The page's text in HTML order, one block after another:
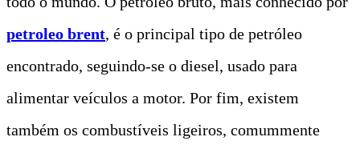
petroleo brent, é o principal tipo de petróleo
encontrado, seguindo-se o diesel, usado para
alimentar veículos a motor. Por fim, existem
também os combustíveis ligeiros, comummente